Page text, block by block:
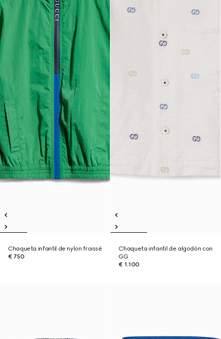
Chaqueta infantil de nylon froissé
€ 750
Chaqueta infantil de algodón con
GG
€ 1.100